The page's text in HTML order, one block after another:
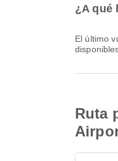
¿A qué
El último vuelo a Sharjah International Airport con Biman Bangladesh Airlines sale a las 21:10. Puedes consultar este horario y comparar otras opciones de vuelo
Ruta